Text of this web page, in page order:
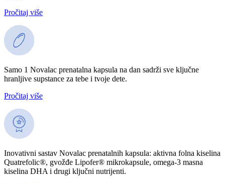
⁠Pročitaj više
Samo 1 Novalac prenatalna kapsula na dan sadrži sve ključne
hranljive supstance za tebe i tvoje dete.
⁠Pročitaj više
Inovativni sastav Novalac prenatalnih kapsula: aktivna folna kiselina
Quatrefolic®, gvožđe Lipofer® mikrokapsule, omega-3 masna
kiselina DHA i drugi ključni nutrijenti.